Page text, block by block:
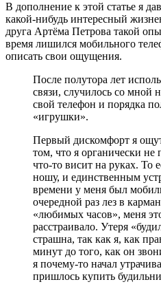
В дополнение к этой статье я
какой-нибудь интересный
друга Артёма Петрова такой
время лишился мобильного
описать свои ощущения.
После полутора лет
связи, случилось со мной
свой телефон и порядка
«игрушки».
Первый дискомфорт я
том, что я органически не
что-то висит на руках. То
ношу, и единственным
времени у меня был
очередной раз лез в
«любимых часов», меня
расстраивало. Утеря
страшна, так как я, как
минут до того, как он
я почему-то начал
пришлось купить